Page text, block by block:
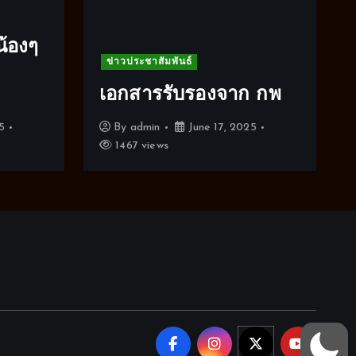
งๆ
ข่าวประชาสัมพันธ์
เอกสารรับรองจาก กพ
By admin
June 17, 2025
1467 views